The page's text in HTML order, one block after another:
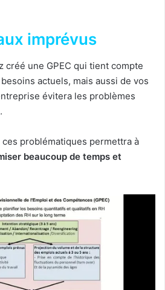
imprévus
créé une GPEC qui tient compte
actuels, mais aussi de vos
évitera les problèmes
ces problématiques permettra à
beaucoup de temps et